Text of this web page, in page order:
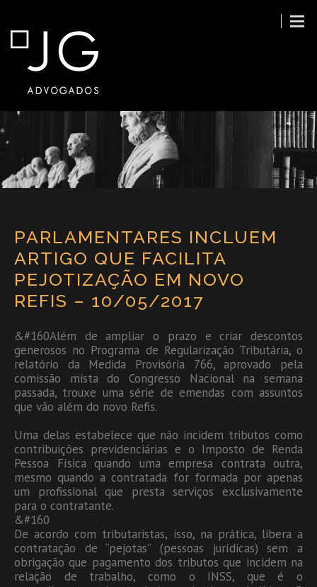
PARLAMENTARES INCLUEM
ARTIGO QUE FACILITA
PEJOTIZAÇÃO EM NOVO
REFIS – 10/05/2017
&#160Além de ampliar o prazo e criar descontos
generosos no Programa de Regularização Tributária, o
relatório da Medida Provisória 766, aprovado pela
comissão mista do Congresso Nacional na semana
passada, trouxe uma série de emendas com assuntos
que vão além do novo Refis.
Uma delas estabelece que não incidem tributos como
contribuições previdenciárias e o Imposto de Renda
Pessoa Física quando uma empresa contrata outra,
mesmo quando a contratada for formada por apenas
um profissional que presta serviços exclusivamente
para o contratante.
&#160
De acordo com tributaristas, isso, na prática, libera a
contratação de “pejotas” (pessoas jurídicas) sem a
obrigação que pagamento dos tributos que incidem na
relação de trabalho, como o INSS, que é o